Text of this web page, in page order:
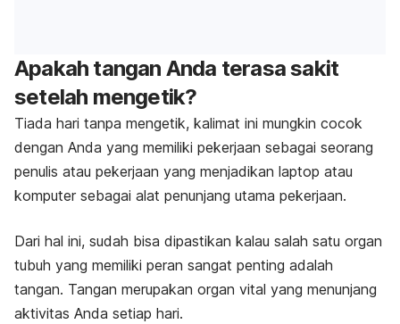
Apakah tangan Anda terasa sakit
setelah mengetik?
Tiada hari tanpa mengetik, kalimat ini mungkin cocok
dengan Anda yang memiliki pekerjaan sebagai seorang
penulis atau pekerjaan yang menjadikan laptop atau
komputer sebagai alat penunjang utama pekerjaan.
Dari hal ini, sudah bisa dipastikan kalau salah satu organ
tubuh yang memiliki peran sangat penting adalah
tangan. Tangan merupakan organ vital yang menunjang
aktivitas Anda setiap hari.